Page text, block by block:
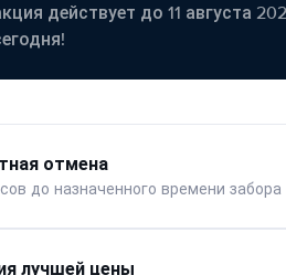
действует до 11 августа
отмена
до назначенного времени забора
лучшей цены